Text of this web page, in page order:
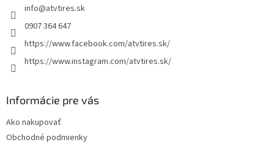
info@atvtires.sk
0907 364 647
https://www.facebook.com/atvtires.sk/
https://www.instagram.com/atvtires.sk/
Informácie pre vás
Ako nakupovať
Obchodné podmienky